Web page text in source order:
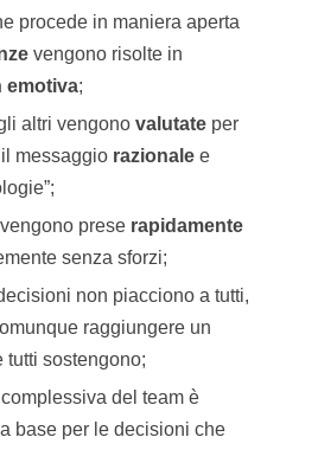
procede in maniera aperta
vengono risolte in
emotiva;
altri vengono valutate per
messaggio razionale e
vengono prese rapidamente
senza sforzi;
non piacciono a tutti,
raggiungere un
tutti sostengono;
complessiva del team è
base per le decisioni che